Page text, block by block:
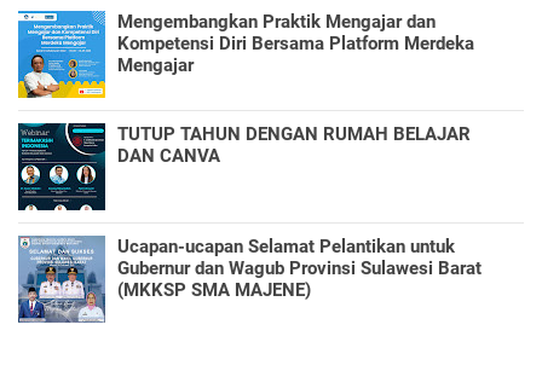
Mengembangkan Praktik Mengajar dan
Kompetensi Diri Bersama Platform Merdeka
Mengajar
TUTUP TAHUN DENGAN RUMAH BELAJAR
DAN CANVA
Ucapan-ucapan Selamat Pelantikan untuk
Gubernur dan Wagub Provinsi Sulawesi Barat
(MKKSP SMA MAJENE)